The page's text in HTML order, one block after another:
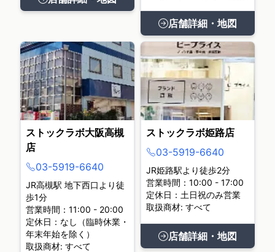
店舗詳細・地図
ストックラボ大阪高槻
店
03-5919-6640
JR高槻駅 地下西口より徒
歩1分
営業時間：11:00 - 20:00
定休日：なし（臨時休業・
年末年始を除く）
取扱商材: すべて
ストックラボ姫路店
03-5919-6640
JR姫路駅より徒歩2分
営業時間：10:00 - 17:00
定休日：土日祝のみ営業
取扱商材: すべて
店舗詳細・地図